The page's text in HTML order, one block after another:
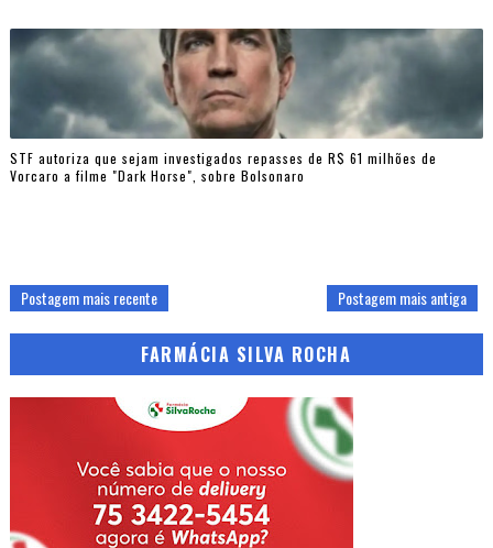
STF autoriza que sejam investigados repasses de R$ 61 milhões de
Vorcaro a filme "Dark Horse", sobre Bolsonaro
Postagem mais recente Postagem mais antiga
FARMÁCIA SILVA ROCHA